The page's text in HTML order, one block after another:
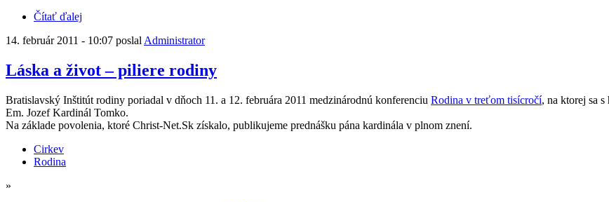
Čítať ďalej
14. február 2011 - 10:07 poslal Administrator
Láska a život – piliere rodiny
Bratislavský Inštitút rodiny poriadal v dňoch 11. a 12. februára 2011 medzinárodnú konferenciu Rodina v treťom tisícročí, na ktorej sa
Em. Jozef Kardinál Tomko.
Na základe povolenia, ktoré Christ-Net.Sk získalo, publikujeme prednášku pána kardinála v plnom znení.
Cirkev
Rodina
»